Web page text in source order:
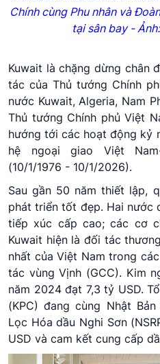
Chính cùng Phu nhân và
tại sân bay -
Kuwait là chặng dừng chân
tác của Thủ tướng Chính
nước Kuwait, Algeria, Nam
Thủ tướng Chính phủ Việt
hướng tới các hoạt động kỷ
hệ ngoại giao Việt
(10/1/1976 - 10/1/2026).
Sau gần 50 năm thiết lập,
phát triển tốt đẹp. Hai nước
tiếp xúc cấp cao; các cơ
Kuwait hiện là đối tác
nhất của Việt Nam trong
tác vùng Vịnh (GCC). Kim
năm 2024 đạt 7,3 tỷ USD.
(KPC) đang cùng Nhật
Lọc Hóa dầu Nghi Sơn
USD và cam kết cung cấp